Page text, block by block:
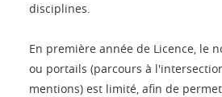
disciplines.
En première année de Licence, le
ou portails (parcours à
mentions) est limité, afin de